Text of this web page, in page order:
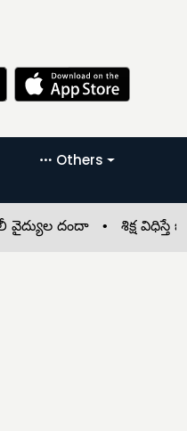
Others
దందా •శిక్ష విధిస్తే